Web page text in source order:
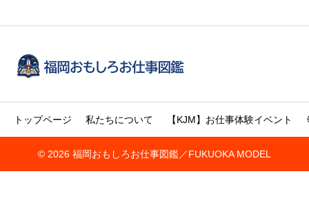
トップページ 私たちについて 【KJM】お仕事体験イベント
© 2026 福岡おもしろお仕事図鑑／FUKUOKA MODEL